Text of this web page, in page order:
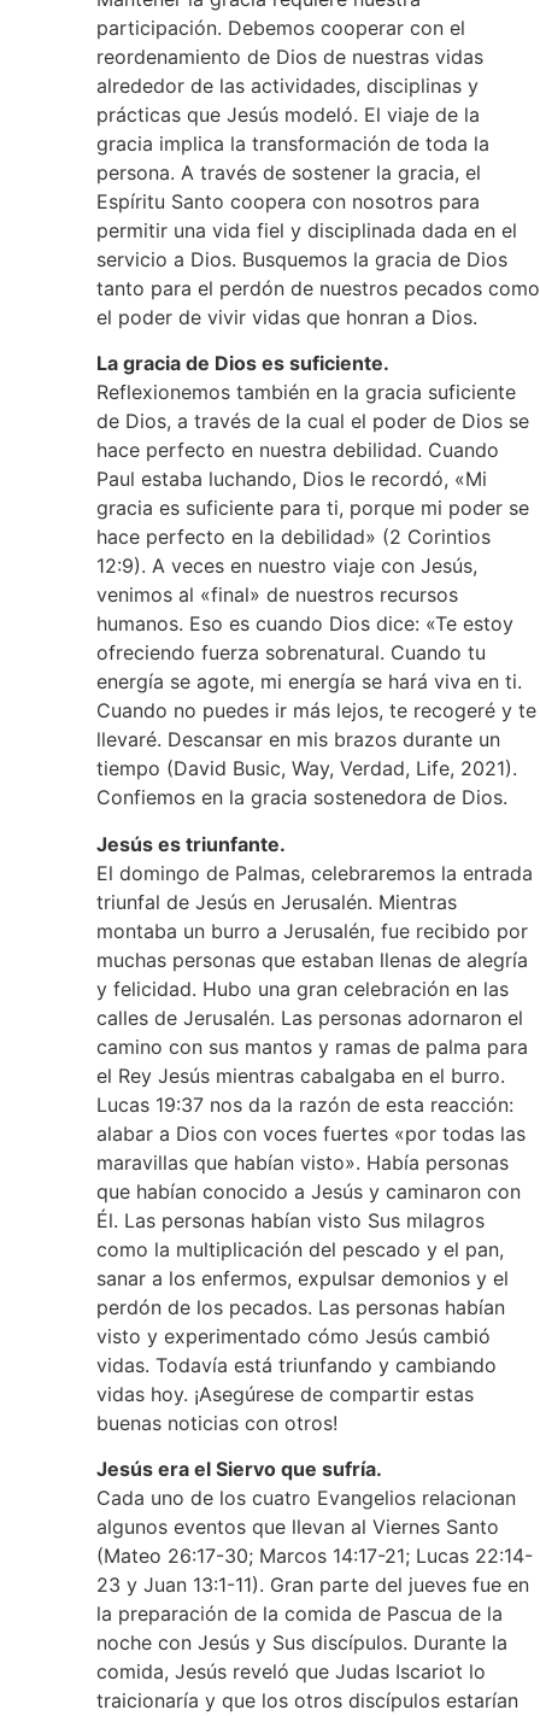
participación. Debemos cooperar con el
reordenamiento de Dios de nuestras vidas
alrededor de las actividades, disciplinas y
prácticas que Jesús modeló. El viaje de la
gracia implica la transformación de toda la
persona. A través de sostener la gracia, el
Espíritu Santo coopera con nosotros para
permitir una vida fiel y disciplinada dada en el
servicio a Dios. Busquemos la gracia de Dios
tanto para el perdón de nuestros pecados como
el poder de vivir vidas que honran a Dios.
La gracia de Dios es suficiente.
Reflexionemos también en la gracia suficiente
de Dios, a través de la cual el poder de Dios se
hace perfecto en nuestra debilidad. Cuando
Paul estaba luchando, Dios le recordó, «Mi
gracia es suficiente para ti, porque mi poder se
hace perfecto en la debilidad» (2 Corintios
12:9). A veces en nuestro viaje con Jesús,
venimos al «final» de nuestros recursos
humanos. Eso es cuando Dios dice: «Te estoy
ofreciendo fuerza sobrenatural. Cuando tu
energía se agote, mi energía se hará viva en ti.
Cuando no puedes ir más lejos, te recogeré y te
llevaré. Descansar en mis brazos durante un
tiempo (David Busic, Way, Verdad, Life, 2021).
Confiemos en la gracia sostenedora de Dios.
Jesús es triunfante.
El domingo de Palmas, celebraremos la entrada
triunfal de Jesús en Jerusalén. Mientras
montaba un burro a Jerusalén, fue recibido por
muchas personas que estaban llenas de alegría
y felicidad. Hubo una gran celebración en las
calles de Jerusalén. Las personas adornaron el
camino con sus mantos y ramas de palma para
el Rey Jesús mientras cabalgaba en el burro.
Lucas 19:37 nos da la razón de esta reacción:
alabar a Dios con voces fuertes «por todas las
maravillas que habían visto». Había personas
que habían conocido a Jesús y caminaron con
Él. Las personas habían visto Sus milagros
como la multiplicación del pescado y el pan,
sanar a los enfermos, expulsar demonios y el
perdón de los pecados. Las personas habían
visto y experimentado cómo Jesús cambió
vidas. Todavía está triunfando y cambiando
vidas hoy. ¡Asegúrese de compartir estas
buenas noticias con otros!
Jesús era el Siervo que sufría.
Cada uno de los cuatro Evangelios relacionan
algunos eventos que llevan al Viernes Santo
(Mateo 26:17-30; Marcos 14:17-21; Lucas 22:14-
23 y Juan 13:1-11). Gran parte del jueves fue en
la preparación de la comida de Pascua de la
noche con Jesús y Sus discípulos. Durante la
comida, Jesús reveló que Judas Iscariot lo
traicionaría y que los otros discípulos estarían